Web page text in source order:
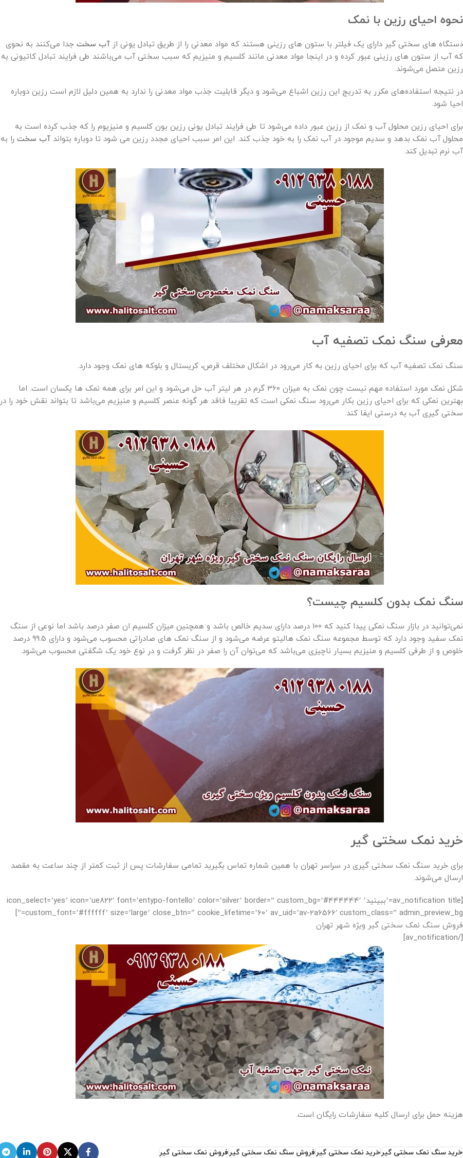
نحوه احیای رزین با نمک
دستگاه های سختی گیر دارای یک فیلتر با ستون های رزینی هستند که مواد معدنی را از طریق تبادل یونی از آب سخت جدا می‌کنند به نحوی
که آب از ستون های رزینی عبور کرده و در اینجا مواد معدنی مانند کلسیم و منیزیم که سبب سختی آب می‌باشند طی فرایند تبادل کاتیونی به
رزین متصل می‌شوند.
در نتیجه استفاده‌های مکرر به تدریج این رزین اشباع می‌شود و دیگر قابلیت جذب مواد معدنی را ندارد به همین دلیل لازم است رزین دوباره
احیا شود.
برای احیای رزین محلول آب و نمک از رزین عبور داده می‌شود تا طی فرایند تبادل یونی رزین یون کلسیم و منیزیوم را که جذب کرده است به
محلول آب نمک بدهد و سدیم موجود در آب نمک را به خود جذب کند. این امر سبب احیای مجدد رزین می شود تا دوباره بتواند آب سخت را به
آب نرم تبدیل کند.
معرفی سنگ نمک تصفیه آب
سنگ نمک تصفیه آب که برای احیای رزین به کار می‌رود در اشکال مختلف قرص، کریستال و بلوکه های نمک وجود دارد.
شکل نمک مورد استفاده مهم نیست چون نمک به میزان 360 گرم در هر لیتر آب حل می‌شود و این امر برای همه نمک ها یکسان است. اما
بهترین نمکی که برای احیای رزین بکار می‌رود سنگ نمکی است که تقریبا فاقد هر گونه عنصر کلسیم و منیزیم می‌باشد تا بتواند نقش خود را در
سختی گیری آب به درستی ایفا کند.
سنگ نمک بدون کلسیم چیست؟
نمی‌توانید در بازار سنگ نمکی پیدا کنید که 100 درصد دارای سدیم خالص باشد و همچنین میزان کلسیم ان صفر درصد باشد اما نوعی از سنگ
نمک سفید وجود دارد که توسط مجموعه سنگ نمک هالیتو عرضه می‌شود و از سنگ نمک های صادراتی محسوب می‌شود و دارای 99.5 درصد
خلوص و از طرفی کلسیم و منیزیم بسیار ناچیزی می‌باشد که می‌توان آن را صفر در نظر گرفت و در نوع خود یک شگفتی محسوب می‌شود.
خرید نمک سختی گیر
برای خرید سنگ نمک سختی گیری در سراسر تهران با همین شماره تماس بگیرید تمامی سفارشات پس از ثبت کمتر از چند ساعت به مقصد
ارسال می‌شوند.
[av_notification title=’ببینید’ icon_select=’yes’ icon=’ue822′ font=’entypo-fontello’ color=’silver’ border=” custom_bg=’#444444′
custom_font=’#ffffff’ size=’large’ close_btn=” cookie_lifetime=’60’ av_uid=’av-2a6566′ custom_class=” admin_preview_bg=”]
فروش سنگ نمک سختی گیر ویژه شهر تهران
[/av_notification]
هزینه حمل برای ارسال کلیه سفارشات رایگان است.
خرید سنگ نمک سختی گیرخرید نمک سختی گیرفروش سنگ نمک سختی گیرفروش نمک سختی گیر